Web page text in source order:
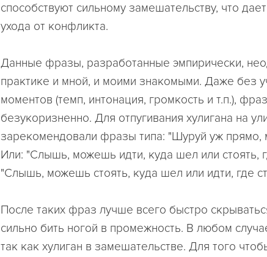
способствуют сильному замешательству, что
ухода от конфликта.
Данные фразы, разработанные эмпирически,
практике и мной, и моими знакомыми. Даже без
моментов (темп, интонация, громкость и т.п.),
безукоризненно. Для отпугивания хулигана на
зарекомендовали фразы типа: "Шуруй уж прямо,
Или: "Слышь, можешь идти, куда шел или стоять,
"Слышь, можешь стоять, куда шел или идти, где
После таких фраз лучше всего быстро
сильно бить ногой в промежность. В любом
так как хулиган в замешательстве. Для того